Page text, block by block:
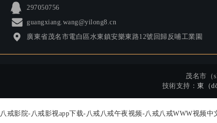
297050756
guangxiang.wang@yilong8.cn
廣東省茂名市電白區水東鎮安樂東路12號回歸反哺工業園
茂名市（
技術支持： 東（
八戒影院-八戒影视app下载-八戒八戒午夜视频-八戒八戒WWW视频